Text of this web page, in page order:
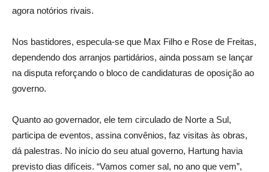
agora notórios rivais.
Nos bastidores, especula-se que Max Filho e Rose de Freitas,
dependendo dos arranjos partidários, ainda possam se lançar
na disputa reforçando o bloco de candidaturas de oposição ao
governo.
Quanto ao governador, ele tem circulado de Norte a Sul,
participa de eventos, assina convênios, faz visitas às obras,
dá palestras. No início do seu atual governo, Hartung havia
previsto dias difíceis. “Vamos comer sal, no ano que vem”,